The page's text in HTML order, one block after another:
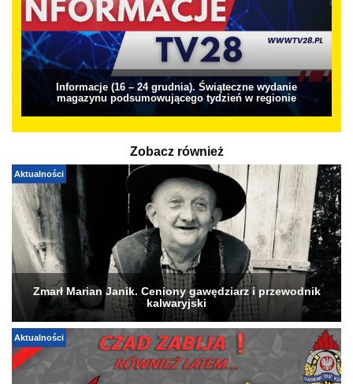
Informacje (16 – 24 grudnia). Świąteczne wydanie
magazynu podsumowującego tydzień w regionie
Zobacz również
Aktualności
Zmarł Marian Janik. Ceniony gawędziarz i przewodnik
kalwaryjski
Aktualności